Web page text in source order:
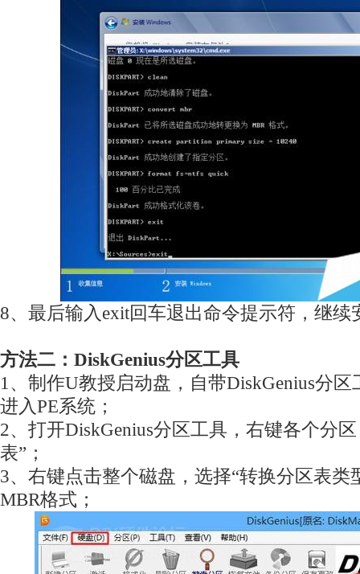
8、最后输入exit回车退出命令提示符，继续
方法二：DiskGenius分区工具
1、制作U教授启动盘，自带DiskGenius分
进入PE系统；
2、打开DiskGenius分区工具，右键各个分
表”；
3、右键点击整个磁盘，选择“转换分区表类
MBR格式；